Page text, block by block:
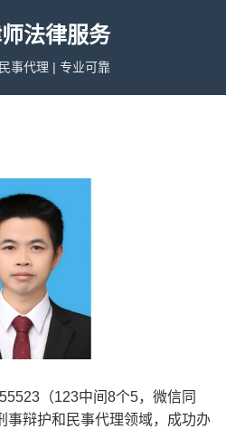
法律服务
事代理 | 专业可靠
（123中间8个5，微信同
事辩护和民事代理领域，成功办